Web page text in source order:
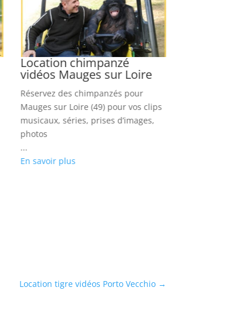
Location chimpanzé
vidéos Mauges sur Loire
Réservez des chimpanzés pour
Mauges sur Loire (49) pour vos clips
musicaux, séries, prises d’images,
photos
...
En savoir plus
Location tigre vidéos Porto Vecchio→